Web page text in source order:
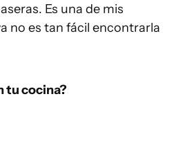
Es una de mis
no es tan fácil encontrarla
tu cocina?